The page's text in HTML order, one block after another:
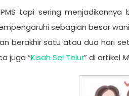
tapi sering menjadikannya
sebagian besar
berakhir satu atau dua hari
juga “Kisah Sel Telur” di artikel